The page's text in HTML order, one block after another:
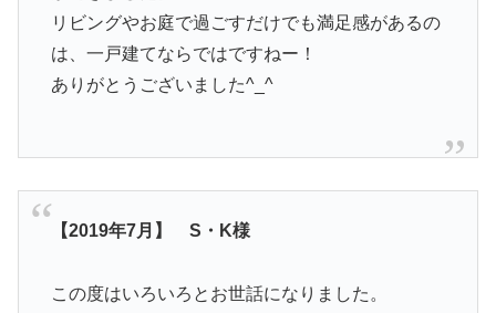
リビングやお庭で過ごすだけでも満足感があるの
は、一戸建てならではですねー！
ありがとうございました^_^
【2019年7月】 S・K様
この度はいろいろとお世話になりました。